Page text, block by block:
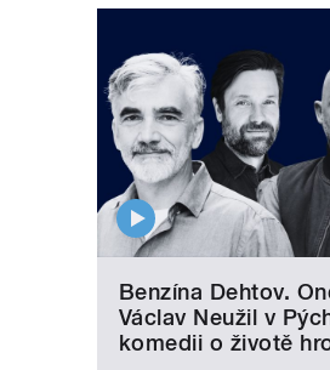
Benzína Dehtov.
Václav Neužil v
komedii o životě